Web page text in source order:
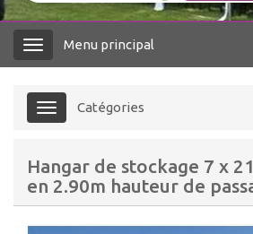
Menu Menu principal
Menu Catégories
Hangar de stockage 7 x
en 2.90m hauteur de